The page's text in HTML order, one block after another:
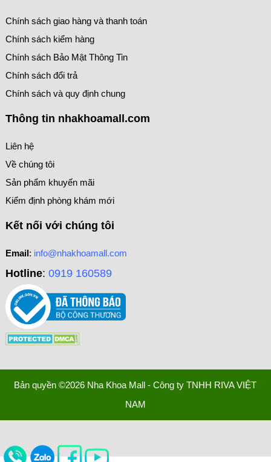
Chính sách giao hàng và thanh toán
Chính sách kiểm hàng
Chính sách Bảo Mật Thông Tin
Chính sách đổi trả
Chính sách và quy định chung
Thông tin nhakhoamall.com
Liên hệ
Về chúng tôi
Sản phẩm khuyến mãi
Kiểm định phòng khám mới
Kết nối với chúng tôi
Email: info@nhakhoamall.com
Hotline: 0919 160589
Bản quyền ©2026 Nha Khoa Mall - Công ty TNHH RIVA VIỆT
NAM